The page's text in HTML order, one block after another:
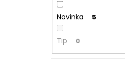
Novinka 5
Tip 0